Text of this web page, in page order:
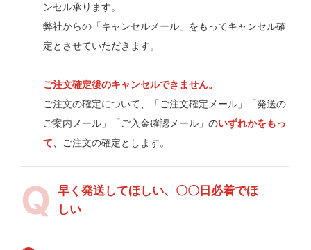
ンセル承ります。
弊社からの「キャンセルメール」をもってキャンセル確
定とさせていただきます。
ご注文確定後のキャンセルできません。
ご注文の確定について、「ご注文確定メール」「発送の
ご案内メール」「ご入金確認メール」のいずれかをもっ
て、ご注文の確定とします。
早く発送してほしい、〇〇日必着でほ
しい